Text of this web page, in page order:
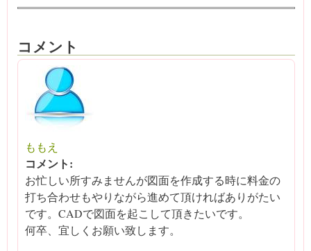
コメント
ももえ
コメント:
お忙しい所すみませんが図面を作成する時に料金の
打ち合わせもやりながら進めて頂ければありがたい
です。CADで図面を起こして頂きたいです。
何卒、宜しくお願い致します。